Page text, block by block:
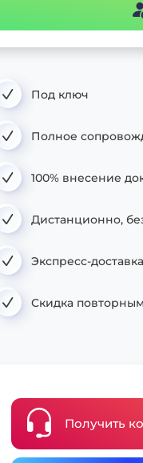
Под ключ
Полное
100% внесение
Дистанционно,
Экспресс-
Скидка
Получить